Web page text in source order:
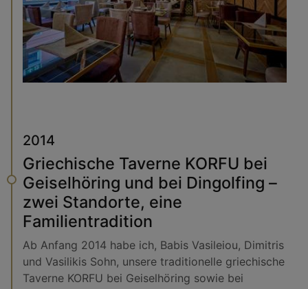
2014
Griechische Taverne KORFU bei
Geiselhöring und bei Dingolfing –
zwei Standorte, eine
Familientradition
Ab Anfang 2014 habe ich, Babis Vasileiou, Dimitris
und Vasilikis Sohn, unsere traditionelle griechische
Taverne KORFU bei Geiselhöring sowie bei